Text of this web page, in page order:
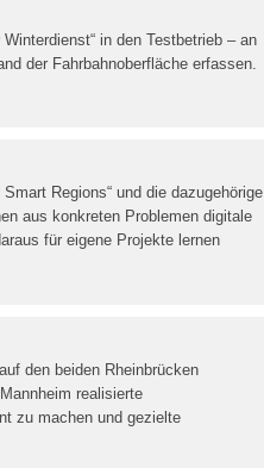
in den Testbetrieb – an
der Fahrbahnoberfläche erfassen.
Regions“ und die dazugehörige
aus konkreten Problemen digitale
für eigene Projekte lernen
den beiden Rheinbrücken
realisierte
zu machen und gezielte